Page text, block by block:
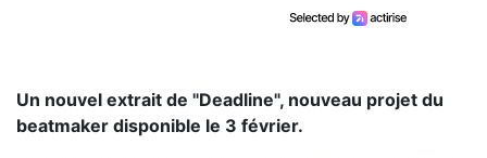
Un nouvel extrait de "Deadline", nouveau projet du
beatmaker disponible le 3 février.